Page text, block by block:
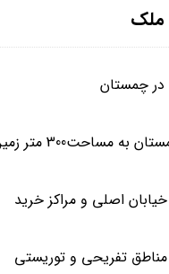
ملک
در چمستان
متر زمین و 105 متر بنا می باشد
اصلی و مراکز خرید
تفریحی و توریستی